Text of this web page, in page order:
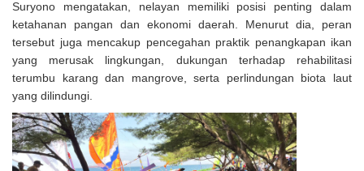
Suryono mengatakan, nelayan memiliki posisi penting dalam
ketahanan pangan dan ekonomi daerah. Menurut dia, peran
tersebut juga mencakup pencegahan praktik penangkapan ikan
yang merusak lingkungan, dukungan terhadap rehabilitasi
terumbu karang dan mangrove, serta perlindungan biota laut
yang dilindungi.